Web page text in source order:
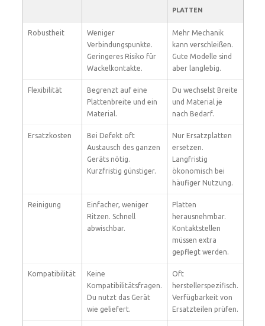
PLATTEN
Robustheit
Weniger
Verbindungspunkte.
Geringeres Risiko für
Wackelkontakte.
Mehr Mechanik
kann verschleißen.
Gute Modelle sind
aber langlebig.
Flexibilität
Begrenzt auf eine
Plattenbreite und ein
Material.
Du wechselst Breite
und Material je
nach Bedarf.
Ersatzkosten
Bei Defekt oft
Austausch des ganzen
Geräts nötig.
Kurzfristig günstiger.
Nur Ersatzplatten
ersetzen.
Langfristig
ökonomisch bei
häufiger Nutzung.
Reinigung
Einfacher, weniger
Ritzen. Schnell
abwischbar.
Platten
herausnehmbar.
Kontaktstellen
müssen extra
gepflegt werden.
Kompatibilität
Keine
Kompatibilitätsfragen.
Du nutzt das Gerät
wie geliefert.
Oft
herstellerspezifisch.
Verfügbarkeit von
Ersatzteilen prüfen.